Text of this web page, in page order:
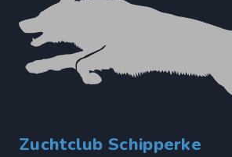
Zuchtclub Schipperke